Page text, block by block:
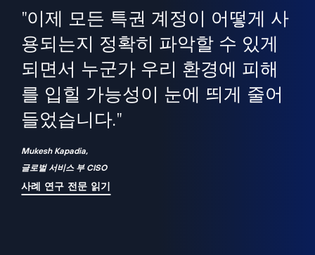
"이제 모든 특권 계정이 어떻게 사
용되는지 정확히 파악할 수 있게
되면서 누군가 우리 환경에 피해
를 입힐 가능성이 눈에 띄게 줄어
들었습니다."
Mukesh Kapadia,
글로벌 서비스 부 CISO
사례 연구 전문 읽기